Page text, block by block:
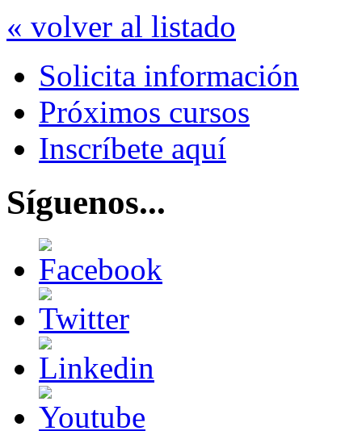
« volver al listado
Solicita información
Próximos cursos
Inscríbete aquí
Síguenos...